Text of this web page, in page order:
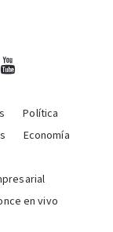
Política
Economía
en vivo